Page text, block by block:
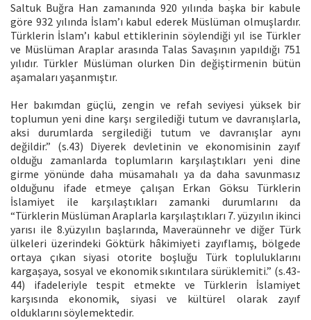
Saltuk Buğra Han zamanında 920 yılında başka bir kabule
göre 932 yılında İslam’ı kabul ederek Müslüman olmuşlardır.
Türklerin İslam’ı kabul ettiklerinin söylendiği yıl ise Türkler
ve Müslüman Araplar arasında Talas Savaşının yapıldığı 751
yılıdır. Türkler Müslüman olurken Din değiştirmenin bütün
aşamaları yaşanmıştır.
Her bakımdan güçlü, zengin ve refah seviyesi yüksek bir
toplumun yeni dine karşı sergilediği tutum ve davranışlarla,
aksi durumlarda sergilediği tutum ve davranışlar aynı
değildir.” (s.43) Diyerek devletinin ve ekonomisinin zayıf
olduğu zamanlarda toplumların karşılaştıkları yeni dine
girme yönünde daha müsamahalı ya da daha savunmasız
olduğunu ifade etmeye çalışan Erkan Göksu Türklerin
İslamiyet ile karşılaştıkları zamanki durumlarını da
“Türklerin Müslüman Araplarla karşılaştıkları 7. yüzyılın ikinci
yarısı ile 8.yüzyılın başlarında, Maveraünnehr ve diğer Türk
ülkeleri üzerindeki Göktürk hâkimiyeti zayıflamış, bölgede
ortaya çıkan siyasi otorite boşluğu Türk topluluklarını
kargaşaya, sosyal ve ekonomik sıkıntılara sürüklemiti.” (s.43-
44) ifadeleriyle tespit etmekte ve Türklerin İslamiyet
karşısında ekonomik, siyasi ve kültürel olarak zayıf
olduklarını söylemektedir.